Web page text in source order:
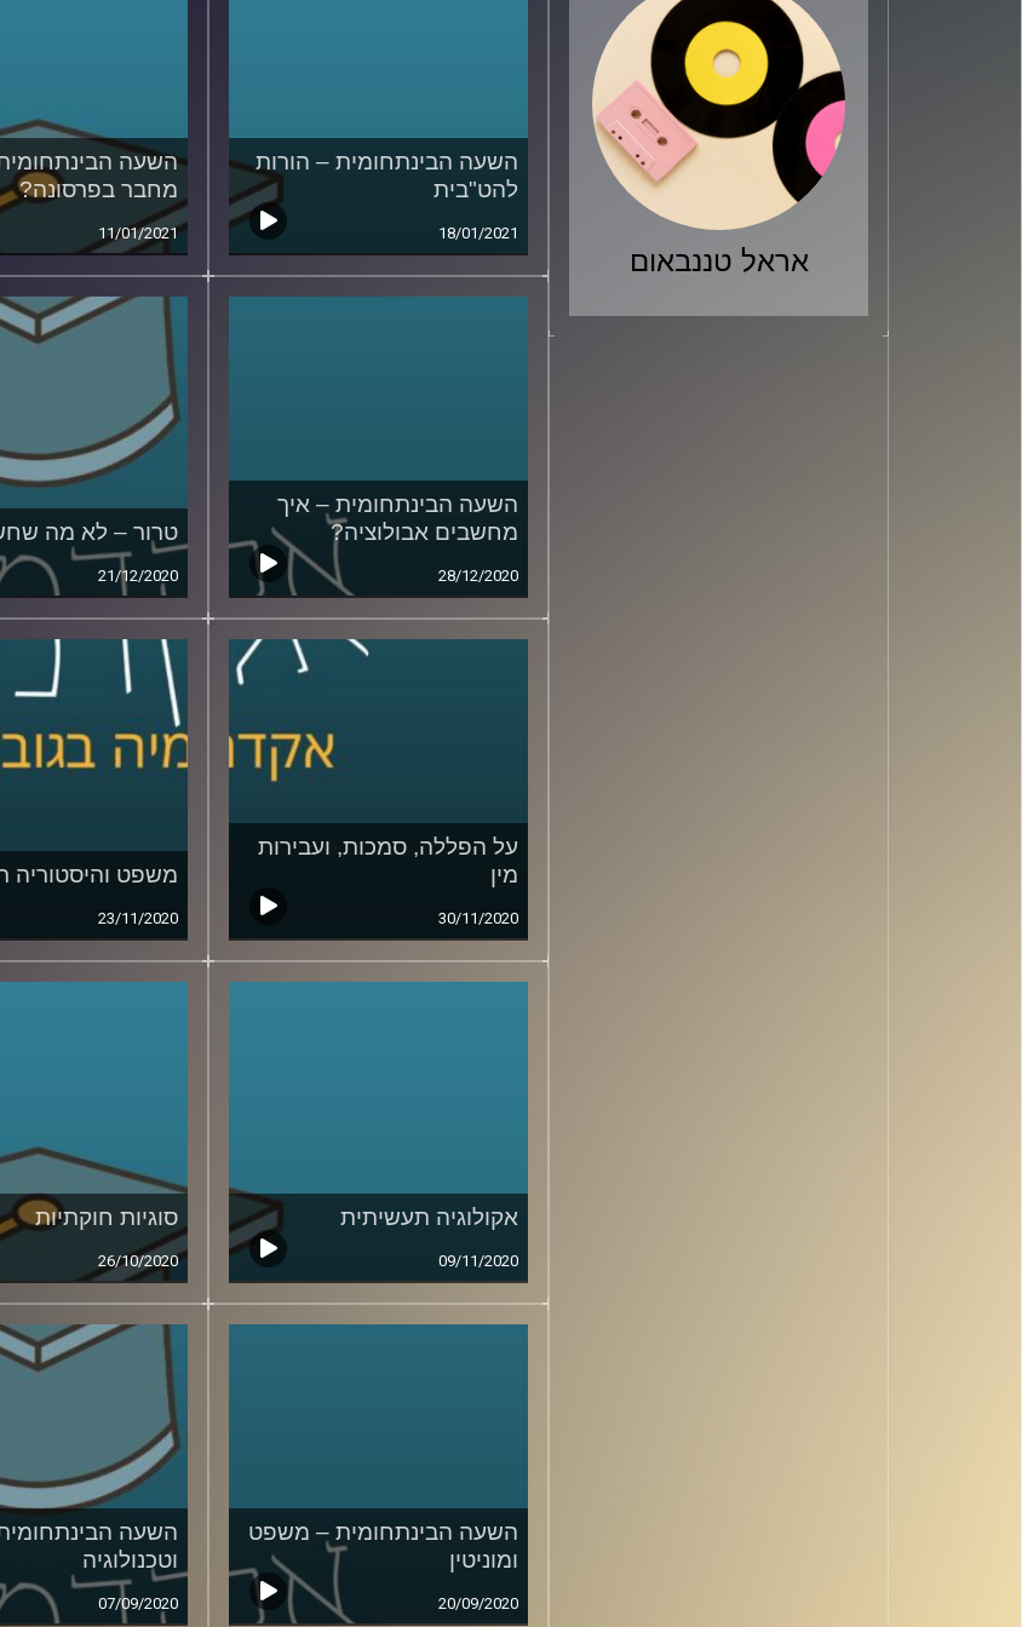
אראל טננבאום
השעה הבינתחומית – הורות
להט"בית
18/01/2021
השעה
מחבר בפרסונה?
11/01/2021
השעה הבינתחומית – איך
מחשבים אבולוציה?
28/12/2020
טרור – לא מה
21/12/2020
על הפללה, סמכות, ועבירות
מין
30/11/2020
משפט והיסטוריה
23/11/2020
אקולוגיה תעשיתית
09/11/2020
סוגיות חוקתיות
26/10/2020
השעה הבינתחומית – משפט
ומוניטין
20/09/2020
השעה
וטכנולוגיה
07/09/2020